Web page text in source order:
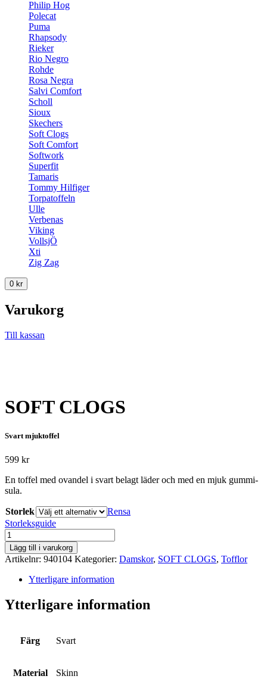
Philip Hog
Polecat
Puma
Rhapsody
Rieker
Rio Negro
Rohde
Rosa Negra
Salvi Comfort
Scholl
Sioux
Skechers
Soft Clogs
Soft Comfort
Softwork
Superfit
Tamaris
Tommy Hilfiger
Torpatoffeln
Ulle
Verbenas
Viking
VollsjÖ
Xti
Zig Zag
0 kr
Varukorg
Till kassan
SOFT CLOGS
Svart mjuktoffel
599 kr
En toffel med ovandel i svart belagt läder och med en mjuk gummi-
sula.
Storlek
Rensa
Storleksguide
SOFT
CLOGS
mängd
Lägg till i varukorg
Artikelnr: 940104 Kategorier: Damskor, SOFT CLOGS, Tofflor
Ytterligare information
Ytterligare information
Färg Svart
Material Skinn